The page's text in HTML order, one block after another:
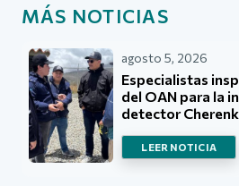
MÁS NOTICIAS
agosto 5, 2026
Especialistas
del OAN para la
detector
LEER NOTICIA